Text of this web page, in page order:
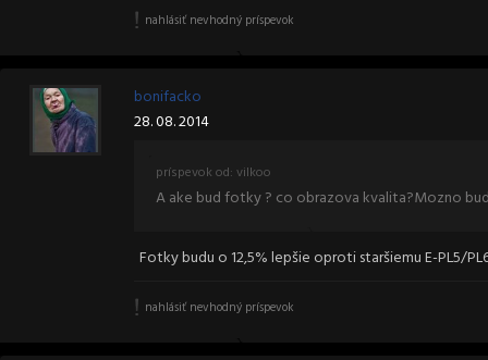
nahlásiť nevhodný príspevok
bonifacko
28. 08. 2014
príspevok od: vilkoo
A ake bud fotky ? co obrazova kvalita?Mozno
Fotky budu o 12,5% lepšie oproti staršiemu E-PL5/
nahlásiť nevhodný príspevok